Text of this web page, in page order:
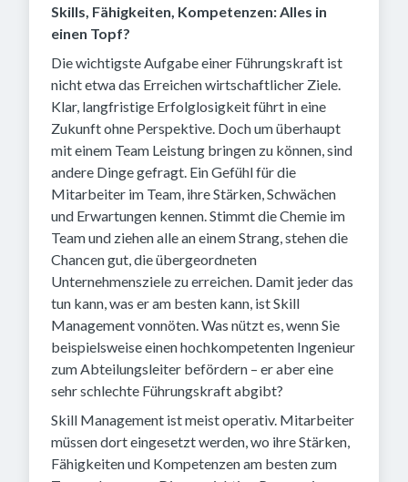
Skills, Fähigkeiten, Kompetenzen: Alles in
einen Topf?
Die wichtigste Aufgabe einer Führungskraft ist
nicht etwa das Erreichen wirtschaftlicher Ziele.
Klar, langfristige Erfolglosigkeit führt in eine
Zukunft ohne Perspektive. Doch um überhaupt
mit einem Team Leistung bringen zu können, sind
andere Dinge gefragt. Ein Gefühl für die
Mitarbeiter im Team, ihre Stärken, Schwächen
und Erwartungen kennen. Stimmt die Chemie im
Team und ziehen alle an einem Strang, stehen die
Chancen gut, die übergeordneten
Unternehmensziele zu erreichen. Damit jeder das
tun kann, was er am besten kann, ist Skill
Management vonnöten. Was nützt es, wenn Sie
beispielsweise einen hochkompetenten Ingenieur
zum Abteilungsleiter befördern – er aber eine
sehr schlechte Führungskraft abgibt?
Skill Management ist meist operativ. Mitarbeiter
müssen dort eingesetzt werden, wo ihre Stärken,
Fähigkeiten und Kompetenzen am besten zum